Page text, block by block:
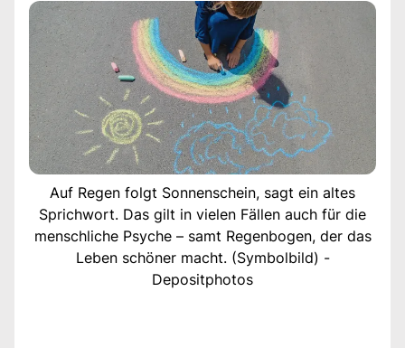
Auf Regen folgt Sonnenschein, sagt ein altes
Sprichwort. Das gilt in vielen Fällen auch für die
menschliche Psyche – samt Regenbogen, der das
Leben schöner macht. (Symbolbild) -
Depositphotos